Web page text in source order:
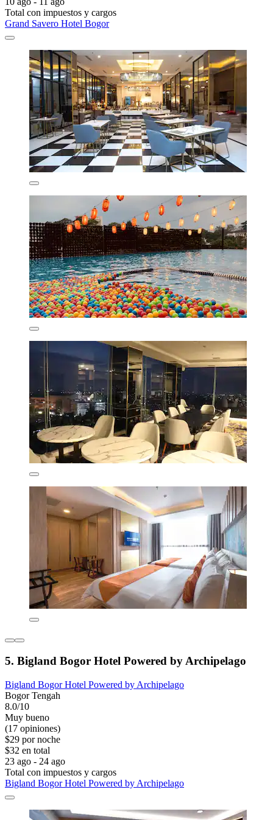
Total con impuestos y cargos
Grand Savero Hotel Bogor
5. Bigland Bogor Hotel Powered by Archipelago
Bigland Bogor Hotel Powered by Archipelago
Bogor Tengah
8.0/10
Muy bueno
(17 opiniones)
$29 por noche
$32 en total
23 ago - 24 ago
Total con impuestos y cargos
Bigland Bogor Hotel Powered by Archipelago